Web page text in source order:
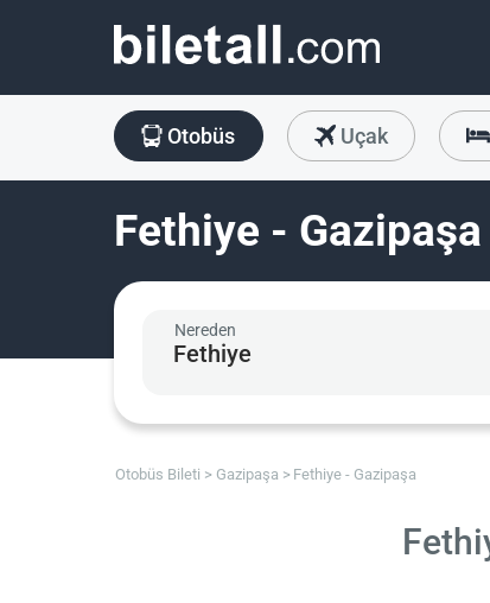
Otobüs Uçak
Fethiye -
Nereden
Otobüs Bileti Gazipaşa Fethiye - Gazipaşa